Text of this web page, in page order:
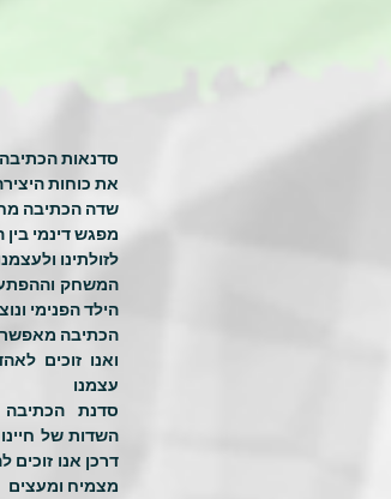
סדנאות הכתיבה
את כוחות
שדה הכתיבה
מפגש דינמי
לזולתינו
המשחק
הילד הפנימי
הכתיבה
ואנו זוכים
עצמנו
סדנת
השדות של
דרכן אנו זוכים
מצמיח ומעצים